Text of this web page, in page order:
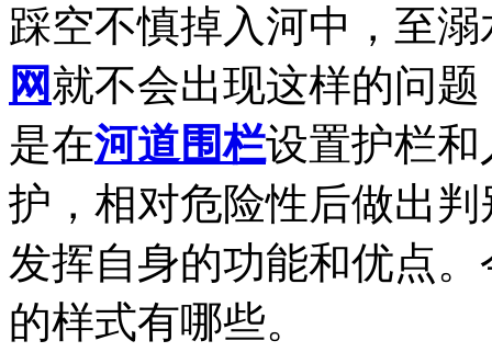
踩空不慎掉入河中，至
网就不会出现这样的问
是在河道围栏设置护栏
护，相对危险性后做出
发挥自身的功能和优点
的样式有哪些。